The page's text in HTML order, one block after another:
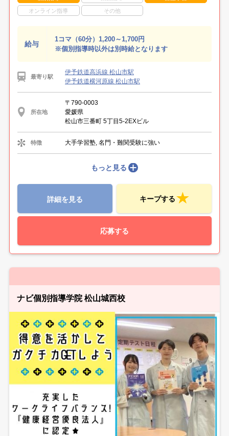
オンライン指導 その他
給与
1コマ（60分）1,200～1,700円
※個別指導時以外は別時給となります
最寄り駅
伊予鉄道高浜線 松山市駅
伊予鉄道横河原線 松山市駅
所在地
〒790-0003
愛媛県
松山市三番町 5丁目5-2EXビル
特徴 大手学習塾, 名門・難関受験に強い
もっと見る
詳細を見る キープする
応募する
ナビ個別指導学院 松山城西校